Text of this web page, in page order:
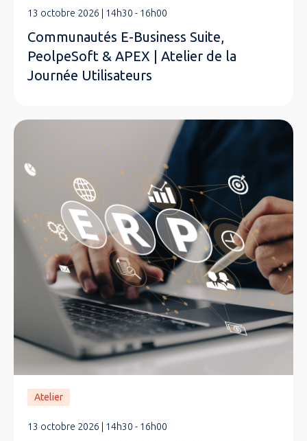
13 octobre 2026 | 14h30 - 16h00
Communautés E-Business Suite,
PeolpeSoft & APEX | Atelier de la
Journée Utilisateurs
Atelier
13 octobre 2026 | 14h30 - 16h00